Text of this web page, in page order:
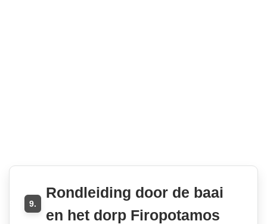
9.
Rondleiding door de baai
en het dorp Firopotamos